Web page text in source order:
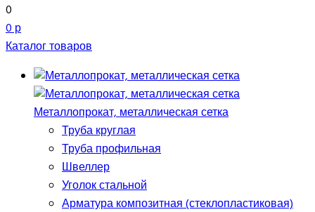
0
0 р
Каталог товаров
Металлопрокат, металлическая сетка
Труба круглая
Труба профильная
Швеллер
Уголок стальной
Арматура композитная (стеклопластиковая)